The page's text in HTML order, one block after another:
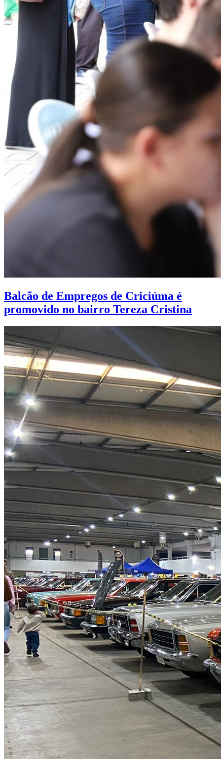
Balcão de Empregos de Criciúma é
promovido no bairro Tereza Cristina